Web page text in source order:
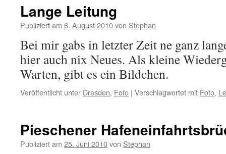
Lange Leitung
Publiziert am 6. August 2010von Stephan
Bei mir gabs in letzter Zeit ne ganz
hier auch nix Neues. Als kleine
Warten, gibt es ein Bildchen.
Veröffentlicht unter Dresden, Foto | Verschlagwortet mit Foto,
Pieschener
Publiziert am 25. Juni 2010von Stephan